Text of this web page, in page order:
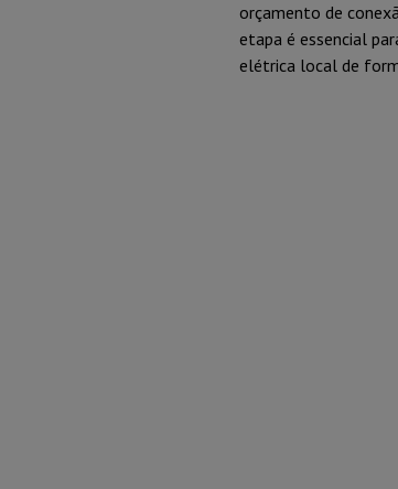
orçamento de
etapa é essencial
elétrica local de